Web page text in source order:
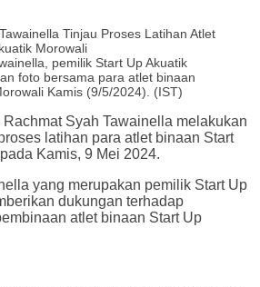
pemilik Start Up Akuatik
foto bersama para atlet binaan
Kamis (9/5/2024). (IST)
Rachmat Syah Tawainella melakukan
latihan para atlet binaan Start
Kamis, 9 Mei 2024.
yang merupakan pemilik Start Up
dukungan terhadap
atlet binaan Start Up